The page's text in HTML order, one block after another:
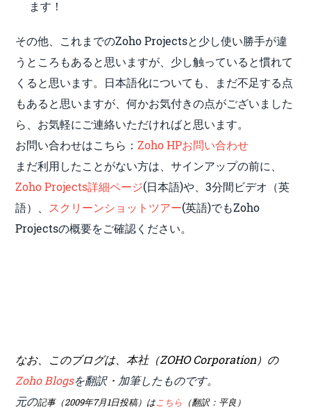
ます！
その他、これまでのZoho Projectsと少し使い勝手が違
うところもあると思いますが、少し触っていると慣れて
くると思います。日本語化についても、まだ不足する点
もあると思いますが、何かお気付きの点がございました
ら、お気軽にご連絡いただければと思います。
お問い合わせはこちら：Zoho HPお問い合わせ
まだ利用したことがない方は、サインアップの前に、
Zoho Projects詳細ページ(日本語)や、3分間ビデオ（英
語）、 スクリーンショットツアー(英語)でもZoho
Projectsの概要をご確認ください。
なお、このブログは、本社（ZOHO Corporation）の
Zoho Blogsを翻訳・加筆したものです。
元の記事（2009年7月1日投稿）はこちら （翻訳：平良）